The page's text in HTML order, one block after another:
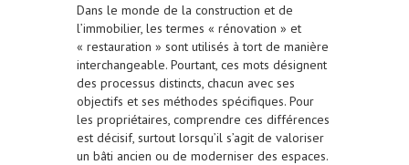
Dans le monde de la construction et de
l’immobilier, les termes « rénovation » et
« restauration » sont utilisés à tort de manière
interchangeable. Pourtant, ces mots désignent
des processus distincts, chacun avec ses
objectifs et ses méthodes spécifiques. Pour
les propriétaires, comprendre ces différences
est décisif, surtout lorsqu’il s’agit de valoriser
un bâti ancien ou de moderniser des espaces.